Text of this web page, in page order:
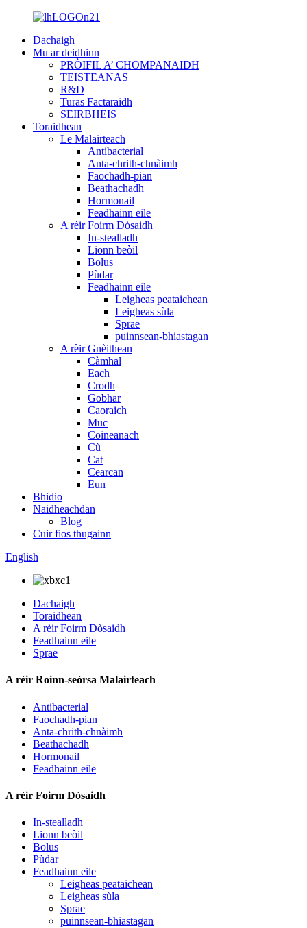
Dachaigh
Mu ar deidhinn
PRÒIFIL A’ CHOMPANAIDH
TEISTEANAS
R&D
Turas Factaraidh
SEIRBHEIS
Toraidhean
Le Malairteach
Antibacterial
Anta-chrith-chnàimh
Faochadh-pian
Beathachadh
Hormonail
Feadhainn eile
A rèir Foirm Dòsaidh
In-stealladh
Lionn beòil
Bolus
Pùdar
Feadhainn eile
Leigheas peataichean
Leigheas sùla
Sprae
puinnsean-bhiastagan
A rèir Gnèithean
Càmhal
Each
Crodh
Gobhar
Caoraich
Muc
Coineanach
Cù
Cat
Cearcan
Eun
Bhidio
Naidheachdan
Blog
Cuir fios thugainn
English
Dachaigh
Toraidhean
A rèir Foirm Dòsaidh
Feadhainn eile
Sprae
A rèir Roinn-seòrsa Malairteach
Antibacterial
Faochadh-pian
Anta-chrith-chnàimh
Beathachadh
Hormonail
Feadhainn eile
A rèir Foirm Dòsaidh
In-stealladh
Lionn beòil
Bolus
Pùdar
Feadhainn eile
Leigheas peataichean
Leigheas sùla
Sprae
puinnsean-bhiastagan